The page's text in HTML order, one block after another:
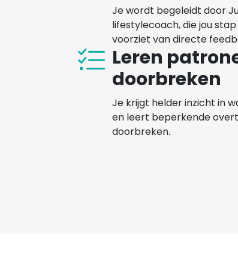
Je wordt begeleidt door
lifestylecoach, die jou
voorziet van directe
Leren
doorbreken
Je krijgt helder inzicht in
en leert beperkende
doorbreken.